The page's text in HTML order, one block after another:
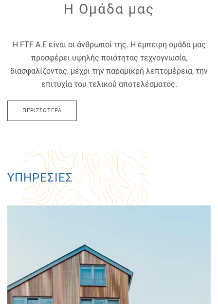
Η Ομάδα μας
Η FTF Α.Ε είναι οι άνθρωποί της. Η έμπειρη ομάδα μας
προσφέρει υψηλής ποιότητας τεχνογνωσία,
διασφαλίζοντας, μέχρι την παραμικρή λεπτομέρεια, την
επιτυχία του τελικού αποτελέσματος.
ΠΕΡΙΣΣΌΤΕΡΑ
ΥΠΗΡΕΣΊΕΣ